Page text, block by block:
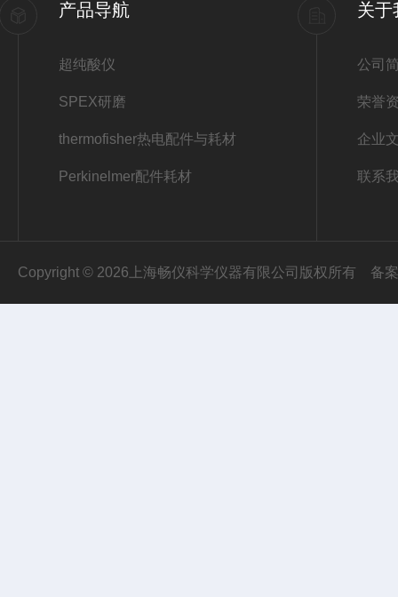
产品导航
超纯酸仪
SPEX研磨
thermofisher热电配件与耗材
Perkinelmer配件耗材
关于
公司
荣誉
企业
联系
Copyright © 2026上海畅仪科学仪器有限公司版权所有 备